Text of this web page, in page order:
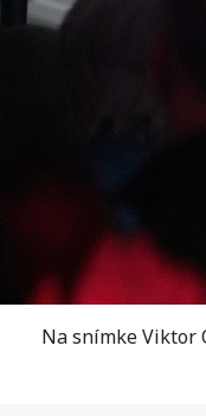
Na snímke Viktor